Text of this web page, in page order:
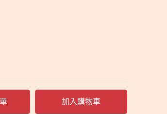
加入購物車